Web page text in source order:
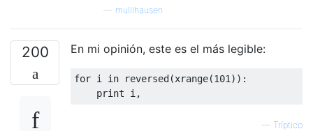
mulllhausen
200 En mi opinión, este es el más legible:
for i in reversed(xrange(101 )):
print i ,
— Tríptico